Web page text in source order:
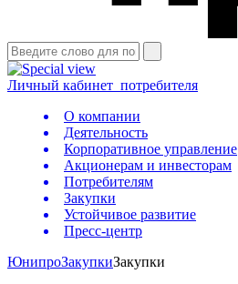
Личный кабинет потребителя
О компании
Деятельность
Корпоративное управление
Акционерам и инвесторам
Потребителям
Закупки
Устойчивое развитие
Пресс-центр
ЮнипроЗакупкиЗакупки